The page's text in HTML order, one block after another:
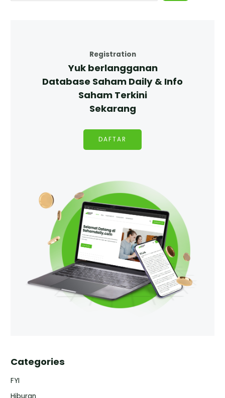
Registration
Yuk berlangganan
Database Saham Daily & Info
Saham Terkini
Sekarang
DAFTAR
Categories
FYI
Hiburan